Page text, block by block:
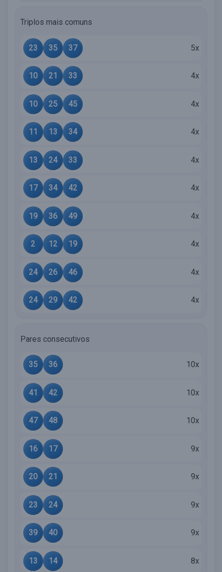
Triplos mais comuns
23 35 37 5x
10 21 33 4x
10 25 45 4x
11 13 34 4x
13 24 33 4x
17 34 42 4x
19 36 49 4x
2 12 19 4x
24 26 46 4x
24 29 42 4x
Pares consecutivos
35 36 10x
41 42 10x
47 48 10x
16 17 9x
20 21 9x
23 24 9x
39 40 9x
13 14 8x